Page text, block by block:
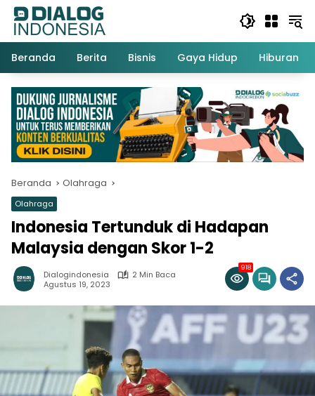
Langsung
konten
Beranda
Berita Bisnis Gaya Hidup Hiburan
Beranda Olahraga
Olahraga
Indonesia Tertunduk di Hadapan
Malaysia dengan Skor 1-2
Dialogindonesia
2 Min Baca
Agustus 19, 2023
918